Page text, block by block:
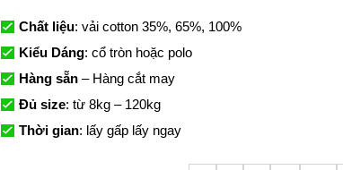
Chất liệu: vải cotton 35%, 65%, 100%
Kiểu Dáng: cổ tròn hoặc polo
Hàng sẵn – Hàng cắt may
Đủ size: từ 8kg – 120kg
Thời gian: lấy gấp lấy ngay